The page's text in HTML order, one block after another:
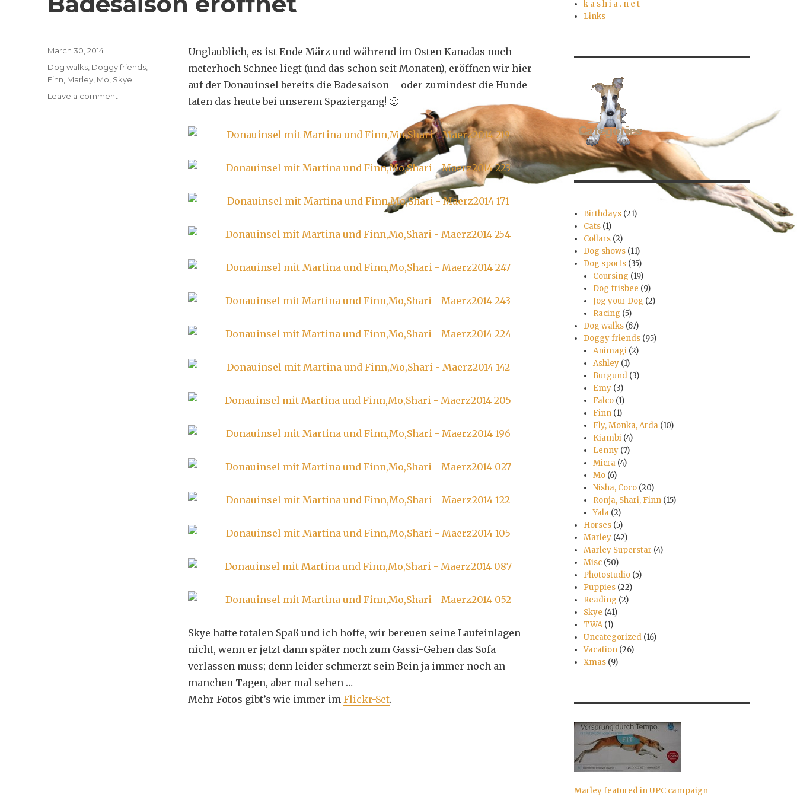
Unglaublich, es ist Ende März und während im Osten Kanadas noch
meterhoch Schnee liegt (und das schon seit Monaten), eröffnen wir hier
auf der Donauinsel bereits die Badesaison – oder zumindest die Hunde
taten das heute bei unserem Spaziergang! 🙂
Skye hatte totalen Spaß und ich hoffe, wir bereuen seine Laufeinlagen
nicht, wenn er jetzt dann später noch zum Gassi-Gehen das Sofa
verlassen muss; denn leider schmerzt sein Bein ja immer noch an
manchen Tagen, aber mal sehen …
Mehr Fotos gibt’s wie immer im Flickr-Set.
Posted
March 30, 2014
Categories
Dog walks Doggy friends
Finn Marley Mo Skye
Leave a comment
k a s h i a . n e t
Links
Birthdays (21)
Cats (1)
Collars (2)
Dog shows (11)
Dog sports (35)
Coursing (19)
Dog frisbee (9)
Jog your Dog (2)
Racing (5)
Dog walks (67)
Doggy friends (95)
Animagi (2)
Ashley (1)
Burgund (3)
Emy (3)
Falco (1)
Finn (1)
Fly, Monka, Arda (10)
Kiambi (4)
Lenny (7)
Micra (4)
Mo (6)
Nisha, Coco (20)
Ronja, Shari, Finn (15)
Yala (2)
Horses (5)
Marley (42)
Marley Superstar (4)
Misc (50)
Photostudio (5)
Puppies (22)
Reading (2)
Skye (41)
TWA(1)
Uncategorized (16)
Vacation (26)
Xmas (9)
Marley featured in UPC campaign